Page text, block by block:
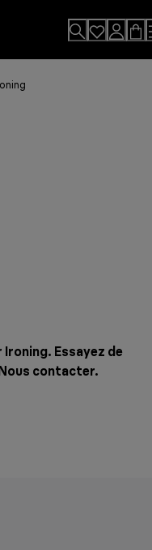
Ironing. Essayez de
contacter.